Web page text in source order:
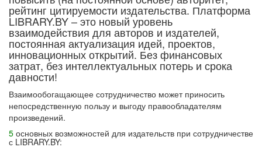
рейтинг цитируемости издательства. Платформа
LIBRARY.BY – это новый уровень
взаимодействия для авторов и издателей,
постоянная актуализация идей, проектов,
инновационных открытий. Без финансовых
затрат, без интеллектуальных потерь и срока
давности!
Взаимообогащающее сотрудничество может приносить
непосредственную пользу и выгоду правообладателям
произведений.
5 основных возможностей для издательств при сотрудничестве
с LIBRARY.BY: